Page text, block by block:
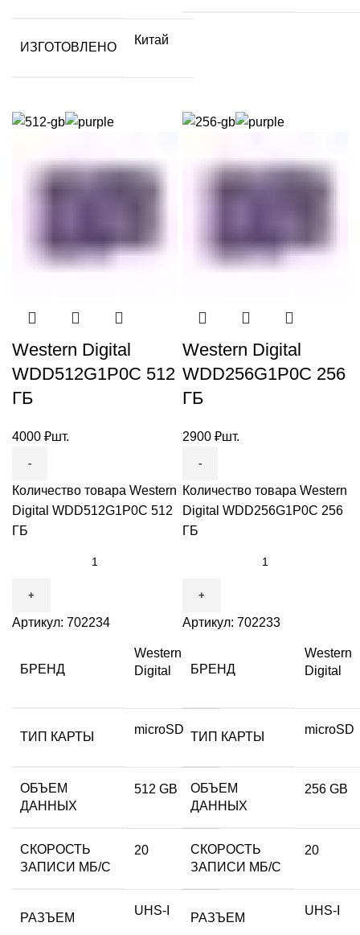
ИЗГОТОВЛЕНО
Китай
Western Digital
WDD512G1P0C 512
ГБ
4000 ₽шт.
Количество товара Western
Digital WDD512G1P0C 512
ГБ
Артикул: 702234
БРЕНД
Western
Digital
ТИП КАРТЫ
microSD
ОБЪЕМ
ДАННЫХ
512 GB
СКОРОСТЬ
ЗАПИСИ МБ/С
20
РАЗЪЕМ
UHS-I
Western Digital
WDD256G1P0C 256
ГБ
2900 ₽шт.
Количество товара Western
Digital WDD256G1P0C 256
ГБ
Артикул: 702233
БРЕНД
Western
Digital
ТИП КАРТЫ
microSD
ОБЪЕМ
ДАННЫХ
256 GB
СКОРОСТЬ
ЗАПИСИ МБ/С
20
РАЗЪЕМ
UHS-I